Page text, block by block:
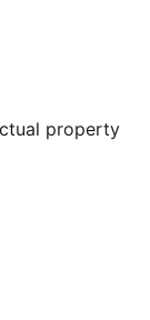
property